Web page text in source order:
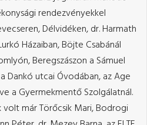
rendezvényekkel
Délvidéken, dr. Harmath
Házaiban, Böjte Csabánál
Beregszászon a Sámuel
Dankó utcai Óvodában, az Age
a Gyermekmentő Szolgálatnál.
már Törőcsik Mari, Bodrogi